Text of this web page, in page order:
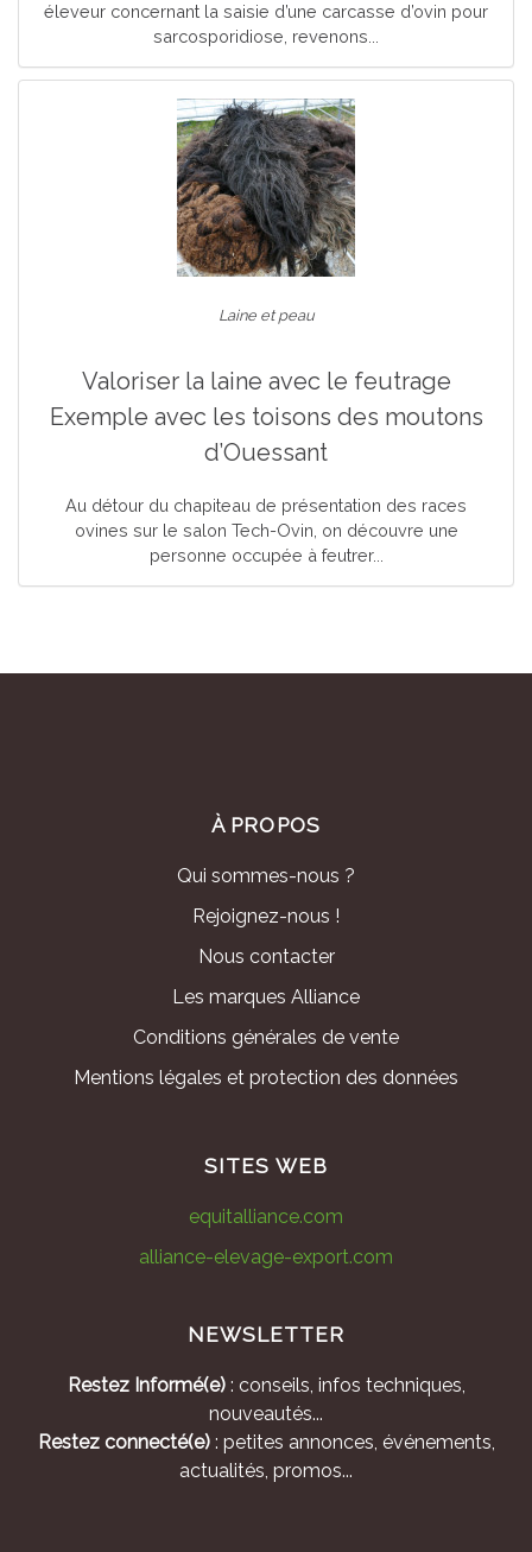
éleveur concernant la saisie d’une carcasse d’ovin pour
sarcosporidiose, revenons...
Laine et peau
Valoriser la laine avec le feutrage
Exemple avec les toisons des moutons
d’Ouessant
Au détour du chapiteau de présentation des races
ovines sur le salon Tech-Ovin, on découvre une
personne occupée à feutrer...
À PROPOS
Qui sommes-nous ?
Rejoignez-nous !
Nous contacter
Les marques Alliance
Conditions générales de vente
Mentions légales et protection des données
SITES WEB
equitalliance.com
alliance-elevage-export.com
NEWSLETTER
Restez Informé(e): conseils, infos techniques,
nouveautés...
Restez connecté(e): petites annonces, événements,
actualités, promos...